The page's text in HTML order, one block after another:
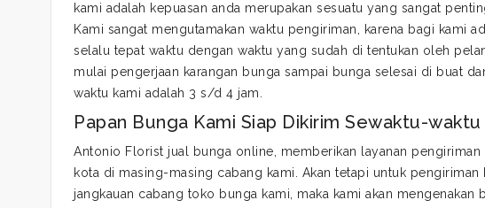
kami adalah kepuasan anda merupakan sesuatu yang sangat
Kami sangat mengutamakan waktu pengiriman, karena bagi kami
selalu tepat waktu dengan waktu yang sudah di tentukan oleh
mulai pengerjaan karangan bunga sampai bunga selesai di buat
waktu kami adalah 3 s/d 4 jam.
Papan Bunga Kami Siap Dikirim Sewaktu-waktu
Antonio Florist jual bunga online, memberikan layanan
kota di masing-masing cabang kami. Akan tetapi untuk
jangkauan cabang toko bunga kami, maka kami akan mengenakan